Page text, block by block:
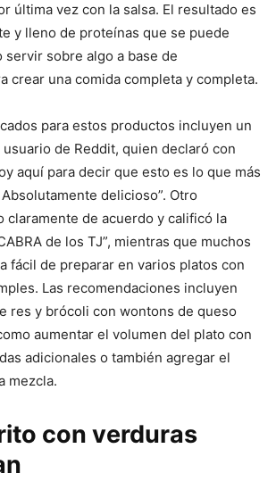
última vez con la salsa. El resultado es
y lleno de proteínas que se puede
sobre algo a base de
crear una comida completa y completa.
para estos productos incluyen un
de Reddit, quien declaró con
aquí para decir que esto es lo que más
Absolutamente delicioso”. Otro
claramente de acuerdo y calificó la
de los TJ”, mientras que muchos
fácil de preparar en varios platos con
Las recomendaciones incluyen
res y brócoli con wontons de queso
aumentar el volumen del plato con
adicionales o también agregar el
mezcla.
con verduras